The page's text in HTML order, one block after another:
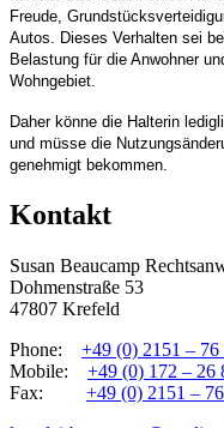
Freude,
Autos. Dieses Verhalten sei
Belastung für die Anwohner
Wohngebiet.
Daher könne die Halterin
und müsse die
genehmigt bekommen.
Kontakt
Susan Beaucamp
Dohmenstraße 53
47807 Krefeld
Phone: +49 (0) 2151 – 76
Mobile: +49 (0) 172 – 26
Fax: +49 (0) 2151 –